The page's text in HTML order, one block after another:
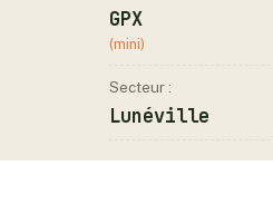
GPX
(mini)
Secteur :
Lunéville